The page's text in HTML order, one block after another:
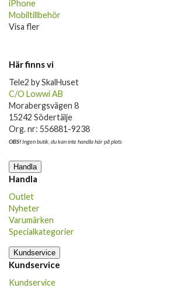
iPhone
Mobiltillbehör
Visa fler
Här finns vi
Tele2 by SkalHuset
C/O Lowwi AB
Morabergsvägen 8
15242 Södertälje
Org. nr: 556881-9238
OBS!Ingen butik, du kan inte handla här på plats
Handla
Handla
Outlet
Nyheter
Varumärken
Specialkategorier
Kundservice
Kundservice
Kundservice